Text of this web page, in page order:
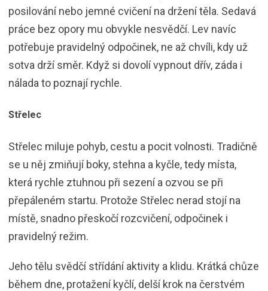
posilování nebo jemné cvičení na držení těla. Sedavá
práce bez opory mu obvykle nesvědčí. Lev navíc
potřebuje pravidelný odpočinek, ne až chvíli, kdy už
sotva drží směr. Když si dovolí vypnout dřív, záda i
nálada to poznají rychle.
Střelec
Střelec miluje pohyb, cestu a pocit volnosti. Tradičně
se u něj zmiňují boky, stehna a kyčle, tedy místa,
která rychle ztuhnou při sezení a ozvou se při
přepáleném startu. Protože Střelec nerad stojí na
místě, snadno přeskočí rozcvičení, odpočinek i
pravidelný režim.
Jeho tělu svědčí střídání aktivity a klidu. Krátká chůze
během dne, protažení kyčlí, delší krok na čerstvém